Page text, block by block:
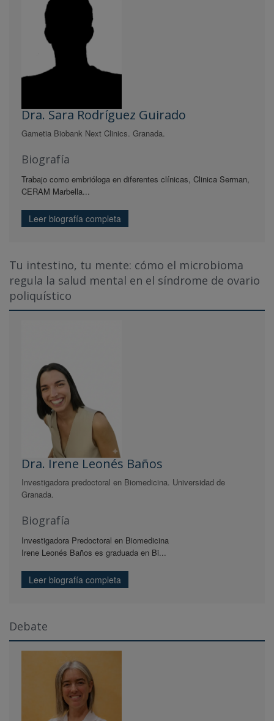
Dra. Sara Rodríguez Guirado
Gametia Biobank Next Clinics. Granada.
Biografía
Trabajo como embrióloga en diferentes clínicas, Clinica Serman,
CERAM Marbella...
Leer biografía completa
Tu intestino, tu mente: cómo el microbioma
regula la salud mental en el síndrome de ovario
poliquístico
Dra. Irene Leonés Baños
Investigadora predoctoral en Biomedicina. Universidad de
Granada.
Biografía
Investigadora Predoctoral en Biomedicina
Irene Leonés Baños es graduada en Bi...
Leer biografía completa
Debate